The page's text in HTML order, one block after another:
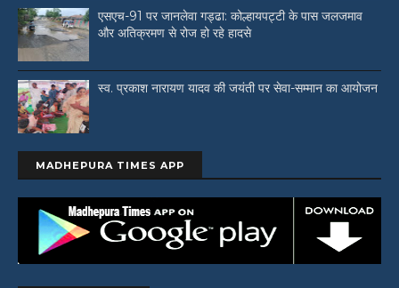
एसएच-91 पर जानलेवा गड्ढा: कोल्हायपट्टी के पास जलजमाव
और अतिक्रमण से रोज हो रहे हादसे
स्व. प्रकाश नारायण यादव की जयंती पर सेवा-सम्मान का आयोजन
MADHEPURA TIMES APP